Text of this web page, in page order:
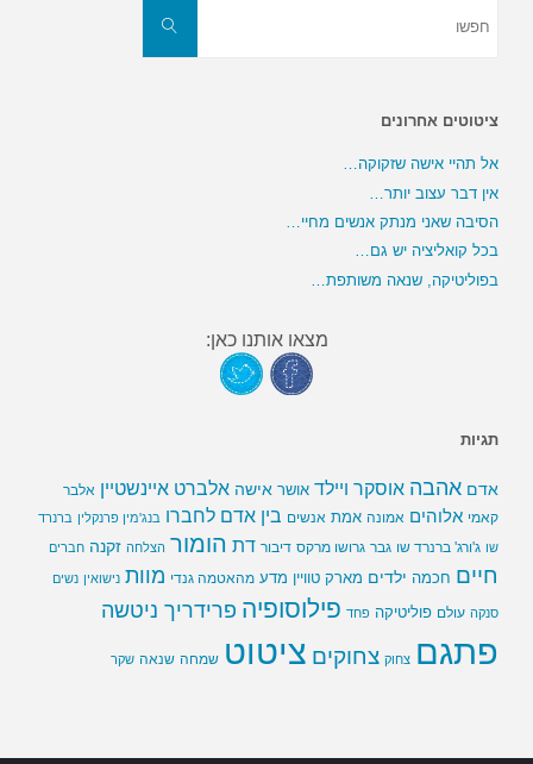
חפשו
ציטוטים אחרונים
אל תהיי אישה שזקוקה…
אין דבר עצוב יותר…
הסיבה שאני מנתק אנשים מחיי…
בכל קואליציה יש גם…
בפוליטיקה, שנאה משותפת…
מצאו אותנו כאן:
תגיות
אדם אהבה אוסקר ויילד אושר אישה אלברט איינשטיין אלבר
קאמי אלוהים אמונה אמת אנשים בין אדם לחברו בנג'מין פרנקלין ברנרד
שו ג'ורג' ברנרד שו גבר גרושו מרקס דיבור דת הומור הצלחה זקנה חברים
חיים חכמה ילדים מארק טוויין מדע מהאטמה גנדי מוות נישואין נשים
סנקה עולם פוליטיקה פחד פילוסופיה פרידריך ניטשה
פתגם צחוק צחוקים ציטוט שמחה שנאה שקר